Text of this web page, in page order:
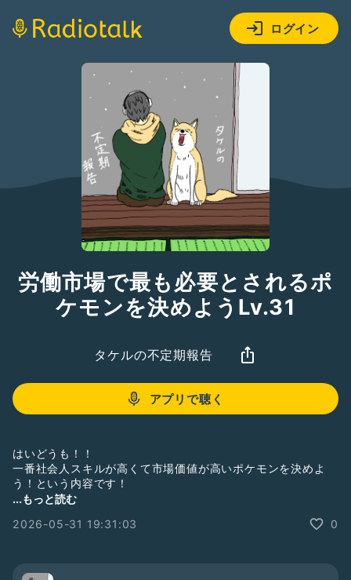
ログイン
労働市場で最も必要とされるポ
ケモンを決めようLv.31
タケルの不定期報告
アプリで聴く
はいどうも！！
一番社会人スキルが高くて市場価値が高いポケモンを決めよ
う！という内容です！
・総勢151匹の1対1勝ち抜きバトル
・点数が上回ったポケモンが勝者
...もっと読む
2026-05-31 19:31:03
0